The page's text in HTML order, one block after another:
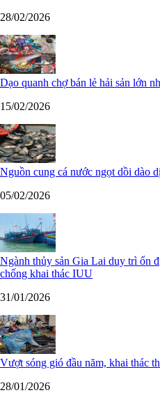
28/02/2026
Dạo quanh chợ bán lẻ hải sản lớn
15/02/2026
Nguồn cung cá nước ngọt dồi dào
05/02/2026
Ngành thủy sản Gia Lai duy trì ổn
chống khai thác IUU
31/01/2026
Vượt sóng gió đầu năm, khai thác
28/01/2026